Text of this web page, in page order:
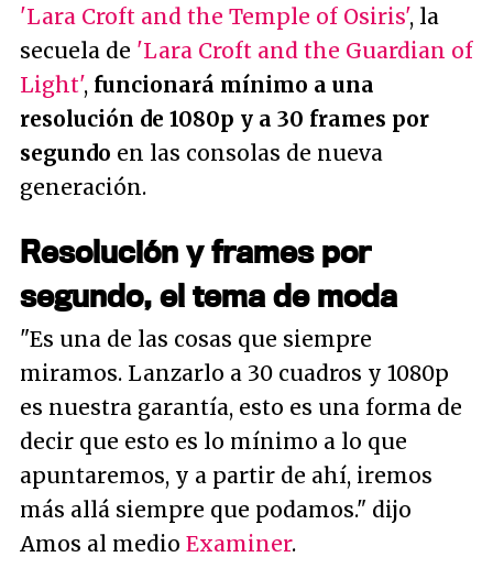
'Lara Croft and the Temple of Osiris', la
secuela de 'Lara Croft and the Guardian of
Light', funcionará mínimo a una
resolución de 1080p y a 30 frames por
segundo en las consolas de nueva
generación.
Resolución y frames por
segundo, el tema de moda
"Es una de las cosas que siempre
miramos. Lanzarlo a 30 cuadros y 1080p
es nuestra garantía, esto es una forma de
decir que esto es lo mínimo a lo que
apuntaremos, y a partir de ahí, iremos
más allá siempre que podamos." dijo
Amos al medio Examiner.